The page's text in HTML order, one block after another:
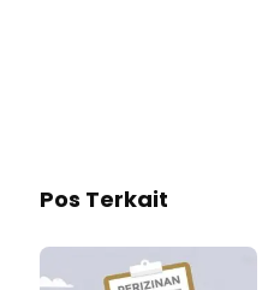
Pos Terkait